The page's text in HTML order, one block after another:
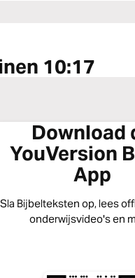
10:17
Download
YouVersion
App
Sla Bijbelteksten op, lees
onderwijsvideo's en